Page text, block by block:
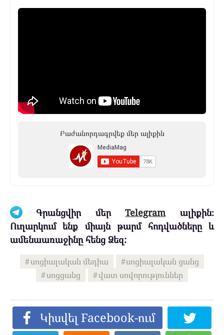
Բաժանորդագրվեք մեր ալիքին
Գրանցվիր մերTelegramալիքին։
Ուղարկում ենք միայն թարմ հոդվածները և
ամենաառաջինը հենց Ձեզ:
սոցիալական մեդիա
սոցիալական ցանց
սոցցանց
վատ սովորություններ
Կիսվել Facebook-ում